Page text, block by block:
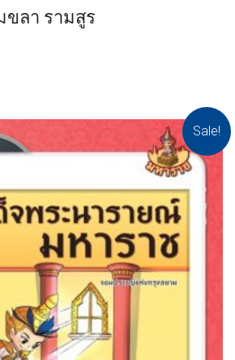
ขลา รามสูร
Sale!